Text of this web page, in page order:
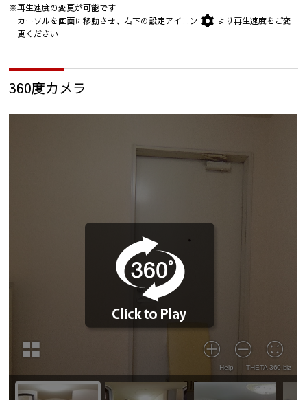
※再生速度の変更が可能です
カーソルを画面に移動させ、右下の設定アイコン
より再生速度をご変
更ください
360度カメラ